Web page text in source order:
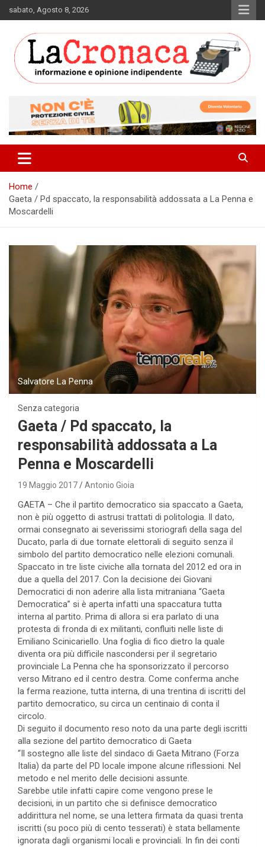
to
sabato, Agosto 8, 2026
La Cronaca Quotidiano
Home
Gaeta / Pd spaccato, la responsabilità addossata a La Penna e
Moscardelli
Salvatore La Penna
Senza categoria
Gaeta / Pd spaccato, la
responsabilità addossata a La
Penna e Moscardelli
19 Maggio 2017 Antonio Gioia
GAETA – Che il partito democratico sia spaccato a Gaeta,
non è più oggetto di astrusi trattati di politologia. Il dato,
ormai consegnato ai severissimi storiografi della saga del
Ducato, parla di due tornate elettorali di seguito senza il
simbolo del partito democratico nelle elezioni comunali.
Spaccato in tre liste civiche alla tornata del 2012 ed ora in
due a quella del 2017. Con la decisione dei Giovani
Democratici di non aderire alla lista mitraniana “Gaeta
Democratica” si è aperta infatti una spaccatura tutta
interna al partito. Prima di allora si era parlato di una
protesta di fronda di ex militanti, confluiti nelle liste di
Emiliano Scinicariello. Una foglia di fico dietro la quale
diventa ora più difficile nascondersi per il segretario
provinciale La Penna che ha sponsorizzato il percorso
verso Mitrano ed il centro destra. Come conferma anche
la ferma reazione, tutta interna, di una trentina di iscritti del
partito democratico, su circa un centinaio di conta il
circolo.
Di seguito il documento reso noto da una parte degli iscritti
alla sezione del partito democratico di Gaeta
“Il sostegno alle liste del sindaco di Gaeta Mitrano (Forza
Italia) da parte del PD locale impone alcune riflessioni. Nel
metodo e nel merito delle decisioni assunte.
Sarebbe utile infatti capire come vengono prese le
decisioni, in un partito che si definisce democratico
addirittura nel nome, se una lettera firmata da quasi trenta
iscritti (su poco più di cento tesserati) è stata bellamente
ignorata dagli organismi locali e provinciali. In fin dei conti